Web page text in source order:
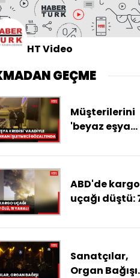
HT Video
GEÇME
Müşterilerini
'beyaz eşya
dolandıran
gözaltında
ABD'de kargo
uçağı düştü:
Sanatçılar,
Organ Bağışı